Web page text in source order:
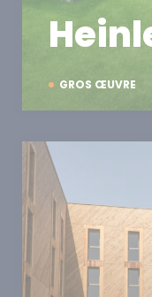
GROS ŒUVRE